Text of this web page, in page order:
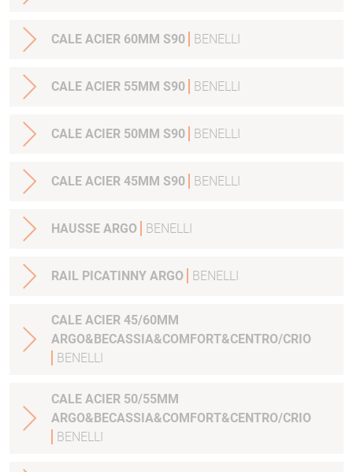
CALE ACIER 60MM S90 BENELLI
CALE ACIER 55MM S90 BENELLI
CALE ACIER 50MM S90 BENELLI
CALE ACIER 45MM S90 BENELLI
HAUSSE ARGO BENELLI
RAIL PICATINNY ARGO BENELLI
CALE ACIER 45/60MM
ARGO&BECASSIA&COMFORT&CENTRO/CRIO
BENELLI
CALE ACIER 50/55MM
ARGO&BECASSIA&COMFORT&CENTRO/CRIO
BENELLI